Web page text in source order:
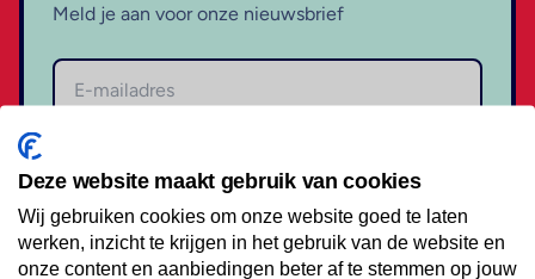
Meld je aan voor onze nieuwsbrief
Volg ons op social media
Deze website maakt gebruik van cookies
Wij gebruiken cookies om onze website goed te laten
werken, inzicht te krijgen in het gebruik van de website en
onze content en aanbiedingen beter af te stemmen op jouw